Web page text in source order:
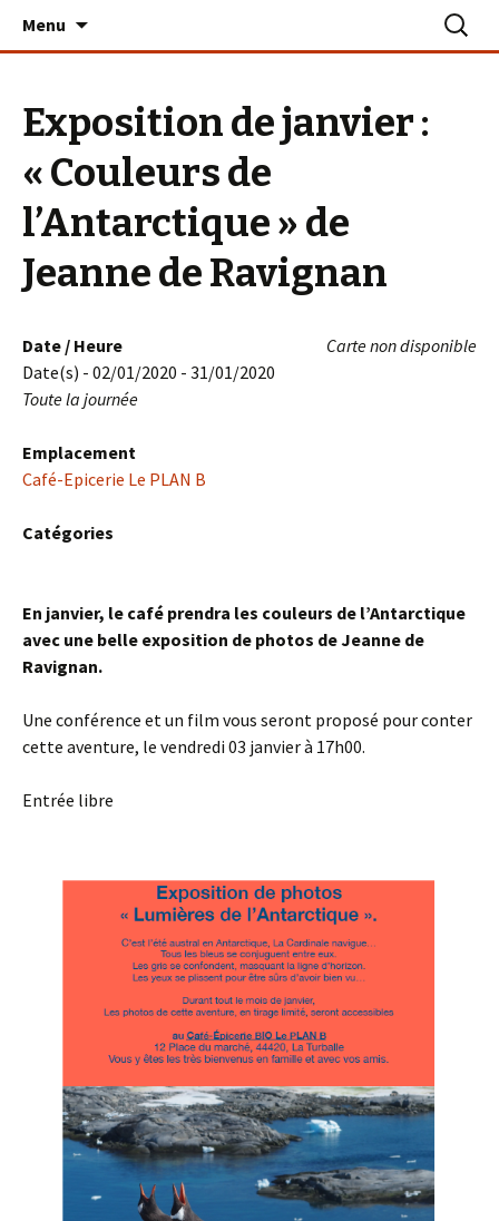
Le PLAN B – La Turballe
Menu
Exposition de janvier :
« Couleurs de
l’Antarctique » de
Jeanne de Ravignan
Carte non disponible
Date / Heure
Date(s) - 02/01/2020 - 31/01/2020
Toute la journée
Emplacement
Café-Epicerie Le PLAN B
Catégories
En janvier, le café prendra les couleurs de l’Antarctique
avec une belle exposition de photos de Jeanne de
Ravignan.
Une conférence et un film vous seront proposé pour conter
cette aventure, le vendredi 03 janvier à 17h00.
Entrée libre